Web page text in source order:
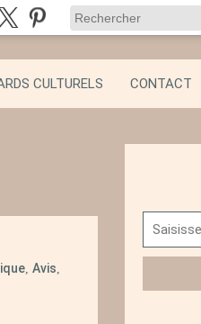
CULTURELS CONTACT
, Avis,